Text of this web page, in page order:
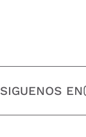
SIGUENOS EN